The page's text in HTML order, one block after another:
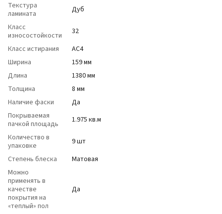
Текстура
ламината
Дуб
Класс
износостойкости
32
Класс истирания
АС4
Ширина
159 мм
Длина
1380 мм
Толщина
8 мм
Наличие фаски
Да
Покрываемая
пачкой площадь
1.975 кв.м
Количество в
упаковке
9 шт
Степень блеска
Матовая
Можно
применять в
качестве
покрытия на
«теплый» пол
Да